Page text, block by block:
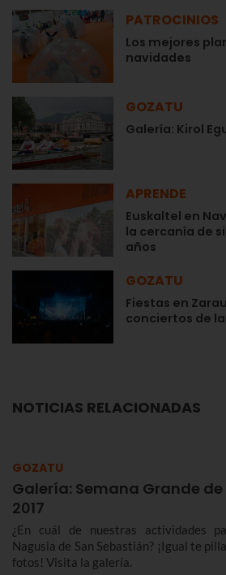
PATROCINIOS
Los mejores
navidades
GOZATU
Galería: Kirol
APRENDE
Euskaltel en
la cercanía de
años
GOZATU
Fiestas en
conciertos de
NOTICIAS RELACIONADAS
GOZATU
Galería: Semana Grande
2017
¿En cuál de nuestras actividades
Nagusia de San Sebastián? ¡Igual te
fotos! Visita la galería.